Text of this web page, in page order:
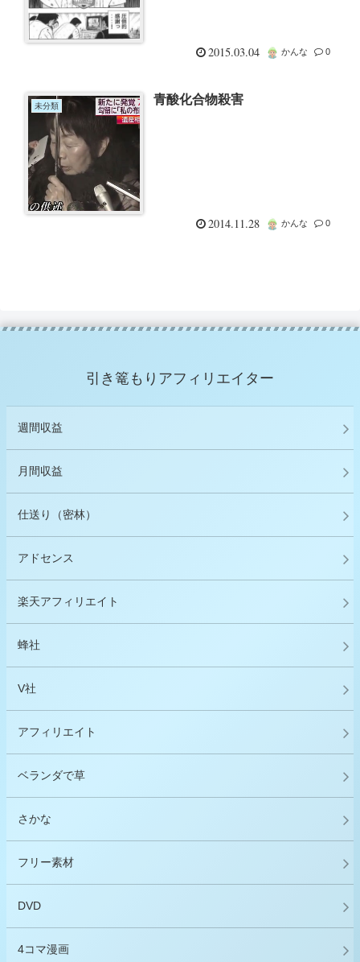
2015.03.04 かんな 0
未分類 青酸化合物殺害
2014.11.28 かんな 0
引き篭もりアフィリエイター
週間収益
月間収益
仕送り（密林）
アドセンス
楽天アフィリエイト
蜂社
V社
アフィリエイト
ベランダで草
さかな
フリー素材
DVD
4コマ漫画